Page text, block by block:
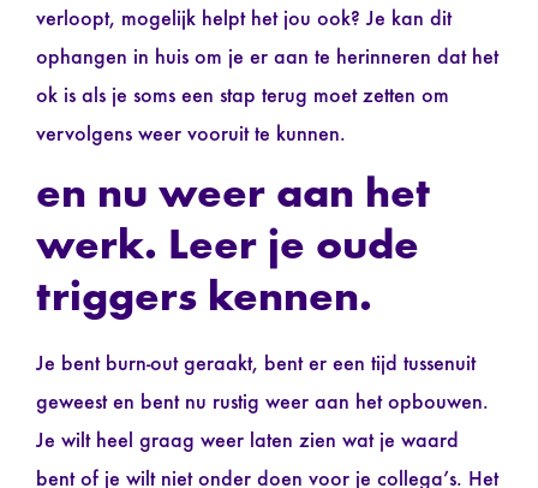
verloopt, mogelijk helpt het jou ook? Je kan dit
ophangen in huis om je er aan te herinneren dat het
ok is als je soms een stap terug moet zetten om
vervolgens weer vooruit te kunnen.
en nu weer aan het
werk. Leer je oude
triggers kennen.
Je bent burn-out geraakt, bent er een tijd tussenuit
geweest en bent nu rustig weer aan het opbouwen.
Je wilt heel graag weer laten zien wat je waard
bent of je wilt niet onder doen voor je collega’s. Het